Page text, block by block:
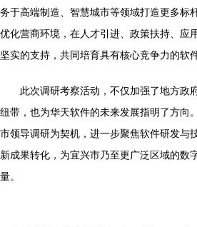
务于高端制造、智慧城市等领域打造更多标
优化营商环境，在人才引进、政策扶持、应
坚实的支持，共同培育具有核心竞争力的软
此次调研考察活动，不仅加强了地方政
纽带，也为华天软件的未来发展指明了方向
市领导调研为契机，进一步聚焦软件研发与
新成果转化，为宜兴市乃至更广泛区域的数
量。